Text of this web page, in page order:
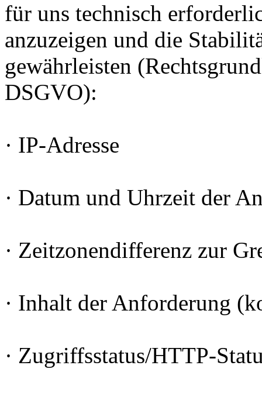
für uns technisch
anzuzeigen und die
gewährleisten
DSGVO):
· IP-Adresse
· Datum und Uhrzeit der
· Zeitzonendifferenz zur
· Inhalt der Anforderung
· Zugriffsstatus/HTTP-